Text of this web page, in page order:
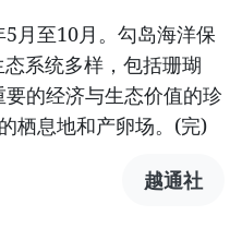
月至10月。勾岛海洋保
系统多样，包括珊瑚
的经济与生态价值的珍
栖息地和产卵场。(完)
越通社